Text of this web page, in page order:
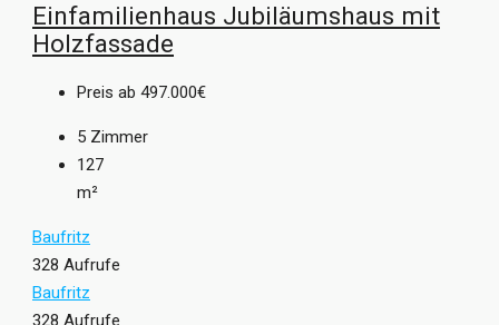
Einfamilienhaus Jubiläumshaus mit
Holzfassade
Preis ab 497.000€
5 Zimmer
127
m²
Baufritz
328 Aufrufe
Baufritz
328 Aufrufe